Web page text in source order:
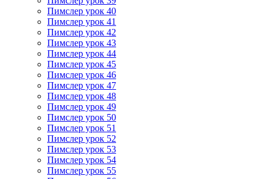
Пимслер урок 40
Пимслер урок 41
Пимслер урок 42
Пимслер урок 43
Пимслер урок 44
Пимслер урок 45
Пимслер урок 46
Пимслер урок 47
Пимслер урок 48
Пимслер урок 49
Пимслер урок 50
Пимслер урок 51
Пимслер урок 52
Пимслер урок 53
Пимслер урок 54
Пимслер урок 55